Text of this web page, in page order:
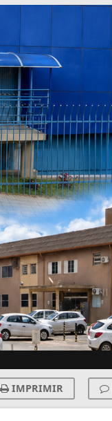
IMPRIMIR